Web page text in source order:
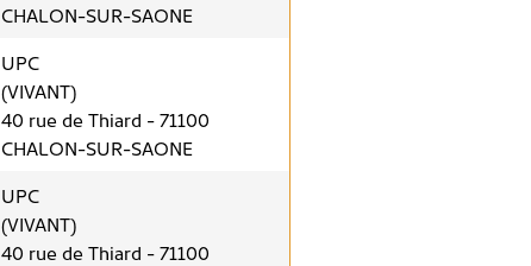
CHALON-SUR-SAONE
UPC
(VIVANT)
40 rue de Thiard - 71100
CHALON-SUR-SAONE
UPC
(VIVANT)
40 rue de Thiard - 71100